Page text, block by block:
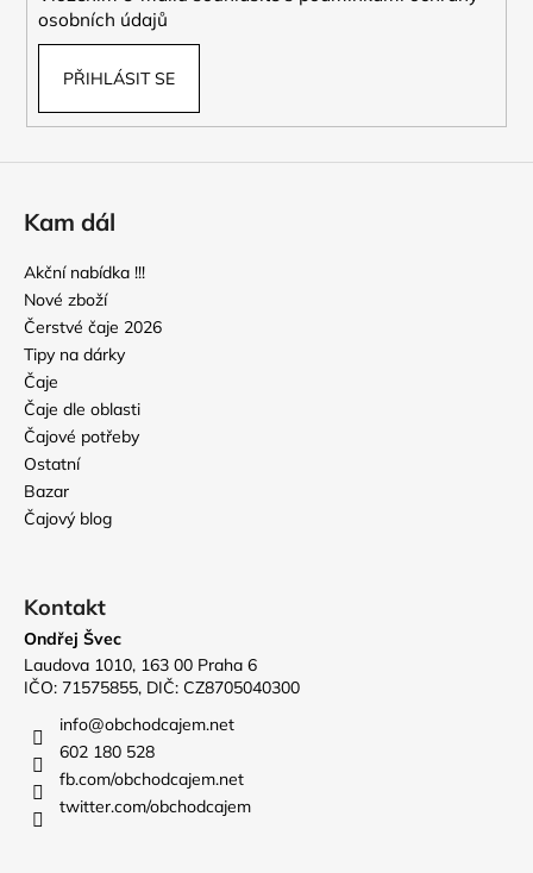
HLEDAT
o
p
o
r
u
č
u
j
e
m
e
295
Kč
osobních údajů
PŘIHLÁSIT SE
Kam dál
Akční nabídka !!!
Nové zboží
Čerstvé čaje 2026
Tipy na dárky
Čaje
Čaje dle oblasti
Čajové potřeby
Ostatní
Bazar
Čajový blog
Kontakt
Ondřej Švec
Laudova 1010, 163 00 Praha 6
IČO: 71575855, DIČ: CZ8705040300
info@obchodcajem.net
602 180 528
fb.com/obchodcajem.net
twitter.com/obchodcajem